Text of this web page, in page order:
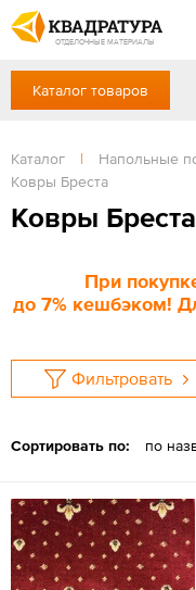
ОТДЕЛОЧНЫЕ МАТЕРИАЛЫ
Профи
Доставка и оплата
Готовые решения
Акции
Отзывы
+7 (3822) 48-94-10
Сб, Вс — выходной
ЗАКАЗАТЬ ЗВОНОК
Вход / Регистрация
Каталог товаров
Каталог | Напольные
Ковры Бреста
Ковры Бреста
При
до 7% кешбэком!
Фильтровать
Сортировать по: по